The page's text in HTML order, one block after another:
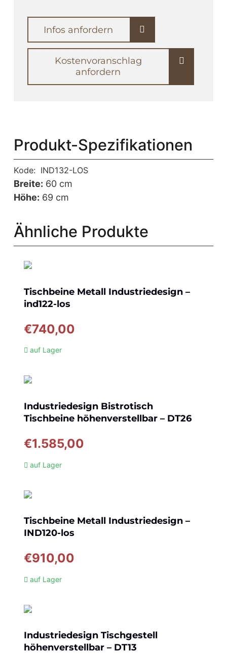
Infos anfordern
Kostenvoranschlag
anfordern
Produkt-Spezifikationen
Kode: IND132-LOS
Breite: 60 cm
Höhe: 69 cm
Ähnliche Produkte
Tischbeine Metall Industriedesign –
ind122-los
€740,00
auf Lager
Industriedesign Bistrotisch
Tischbeine höhenverstellbar – DT26
€1.585,00
auf Lager
Tischbeine Metall Industriedesign –
IND120-los
€910,00
auf Lager
Industriedesign Tischgestell
höhenverstellbar – DT13